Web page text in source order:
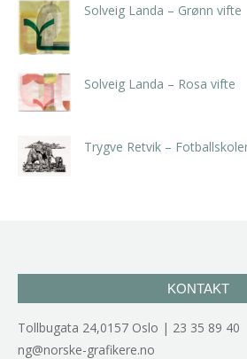
Solveig Landa – Grønn vifte
Solveig Landa – Rosa vifte
Trygve Retvik –
KONTAKT
Tollbugata 24,0157 Oslo | 23 35 89 40
ng@norske-grafikere.no